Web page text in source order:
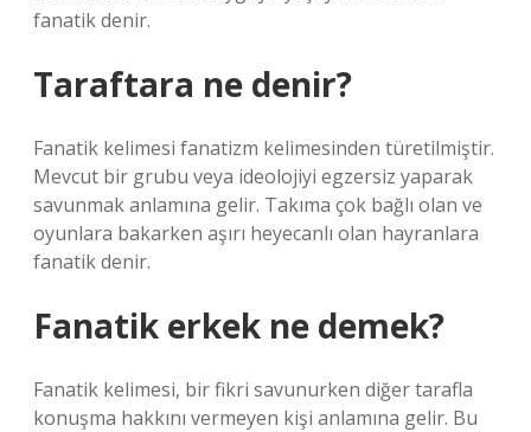
fanatik denir.
Taraftara ne denir?
Fanatik kelimesi fanatizm kelimesinden türetilmiştir.
Mevcut bir grubu veya ideolojiyi egzersiz yaparak
savunmak anlamına gelir. Takıma çok bağlı olan ve
oyunlara bakarken aşırı heyecanlı olan hayranlara
fanatik denir.
Fanatik erkek ne demek?
Fanatik kelimesi, bir fikri savunurken diğer tarafla
konuşma hakkını vermeyen kişi anlamına gelir. Bu